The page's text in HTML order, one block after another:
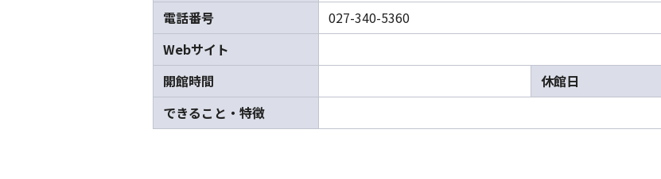
電話番号
027-340-5360
Webサイト
開館時間
休館日
できること・特徴